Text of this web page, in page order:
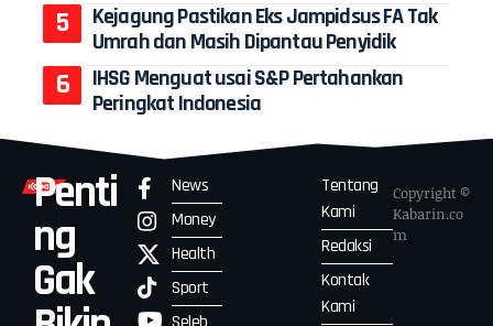
Kejagung Pastikan Eks Jampidsus FA Tak
Umrah dan Masih Dipantau Penyidik
IHSG Menguat usai S&P Pertahankan
Peringkat Indonesia
Penti
ng
Gak
News
Money
Health
Sport
Tentang
Kami
Redaksi
Kontak
Kami
Copyright ©
Kabarin.co
m